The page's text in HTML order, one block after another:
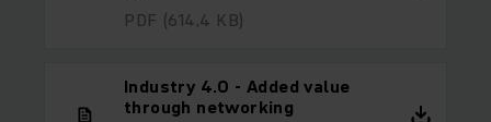
PDF (614,4 KB)
Industry 4.0 - Added value
through networking